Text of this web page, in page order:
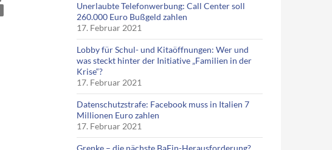
Unerlaubte Telefonwerbung: Call Center soll
260.000 Euro Bußgeld zahlen
17. Februar 2021
Lobby für Schul- und Kitaöffnungen: Wer und
was steckt hinter der Initiative „Familien in der
Krise“?
17. Februar 2021
Datenschutzstrafe: Facebook muss in Italien 7
Millionen Euro zahlen
17. Februar 2021
Grenke – die nächste BaFin-Herausforderung?